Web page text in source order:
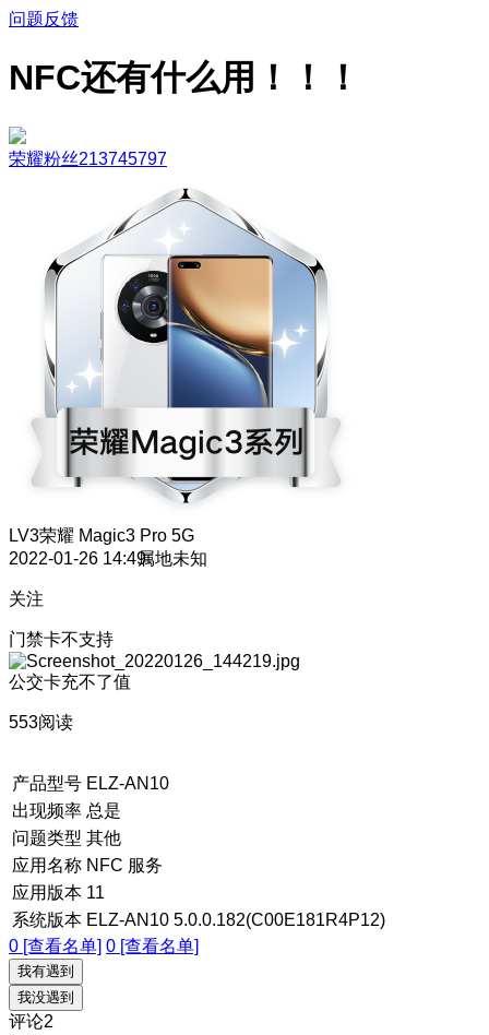
问题反馈
NFC还有什么用！！！
荣耀粉丝213745797
LV3荣耀 Magic3 Pro 5G
2022-01-26 14:49属地未知
关注
门禁卡不支持
公交卡充不了值
553阅读
产品型号 ELZ-AN10
出现频率 总是
问题类型 其他
应用名称 NFC 服务
应用版本 11
系统版本 ELZ-AN10 5.0.0.182(C00E181R4P12)
0 [查看名单] 0 [查看名单]
我有遇到
我没遇到
评论2